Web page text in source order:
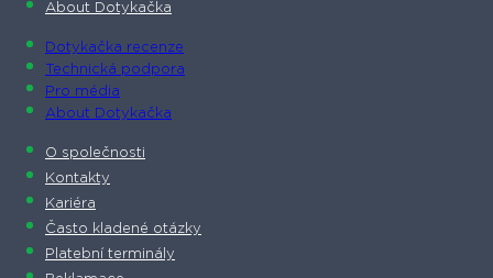
About Dotykačka
Dotykačka recenze
Technická podpora
Pro média
About Dotykačka
O společnosti
Kontakty
Kariéra
Často kladené otázky
Platební terminály